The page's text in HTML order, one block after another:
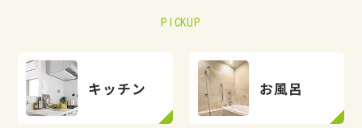
PICKUP
キッチン お風呂